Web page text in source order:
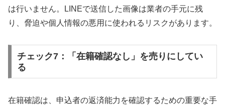
は行いません。LINEで送信した画像は業者の手元に残
り、脅迫や個人情報の悪用に使われるリスクがあります。
チェック7：「在籍確認なし」を売りにしてい
る
在籍確認は、申込者の返済能力を確認するための重要な手